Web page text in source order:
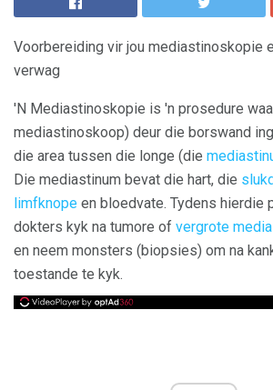
Voorbereiding vir jou mediastinoskopie
verwag
'N Mediastinoskopie is 'n prosedure
mediastinoskoop) deur die borswand
die area tussen die longe (die
Die mediastinum bevat die hart, die
limfknope en bloedvate. Tydens hierdie
dokters kyk na tumore of vergrote
en neem monsters (biopsies) om na
toestande te kyk.